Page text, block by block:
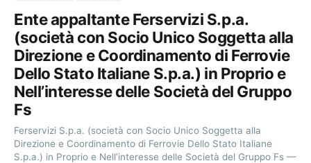
Ente appaltante Ferservizi S.p.a.
(società con Socio Unico Soggetta alla
Direzione e Coordinamento di Ferrovie
Dello Stato Italiane S.p.a.) in Proprio e
Nell’interesse delle Società del Gruppo
Fs
Ferservizi S.p.a. (società con Socio Unico Soggetta alla
Direzione e Coordinamento di Ferrovie Dello Stato Italiane
S.p.a.) in Proprio e Nell’interesse delle Società del Gruppo Fs —